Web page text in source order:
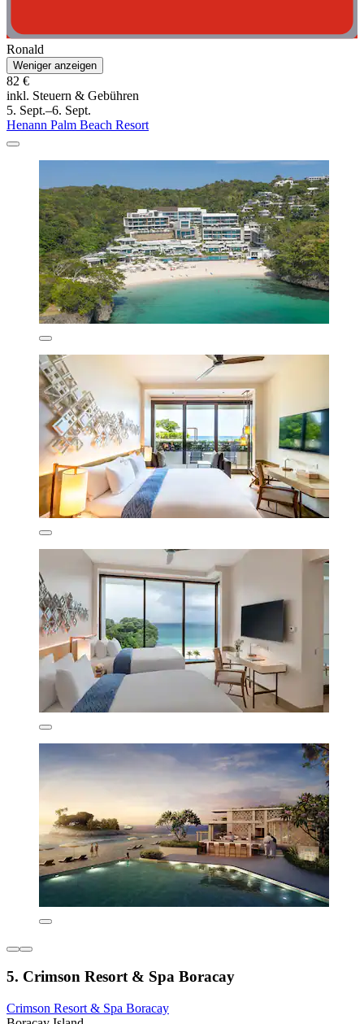
Ronald
Weniger anzeigen
82 €
inkl. Steuern & Gebühren
5. Sept.–6. Sept.
Henann Palm Beach Resort
5. Crimson Resort & Spa Boracay
Crimson Resort & Spa Boracay